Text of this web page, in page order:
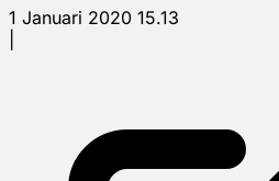
1 Januari 2020 15.13